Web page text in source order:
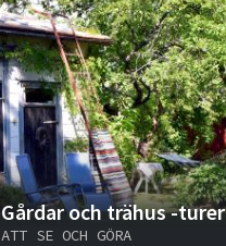
Gårdar och trähus -turer
ATT SE OCH GÖRA